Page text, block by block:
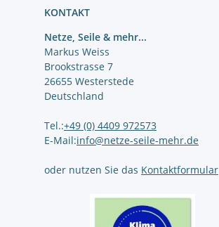
KONTAKT
Netze, Seile & mehr...
Markus Weiss
Brookstrasse 7
26655 Westerstede
Deutschland
Tel.:+49 (0) 4409 972573
E-Mail:info@netze-seile-mehr.de
oder nutzen Sie das Kontaktformular